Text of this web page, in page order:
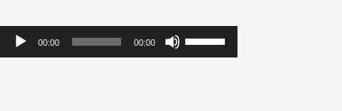
Lecteur
audio
00:00 00:00
les